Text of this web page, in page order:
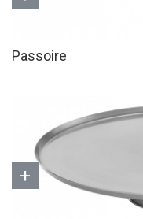
Passoire
+